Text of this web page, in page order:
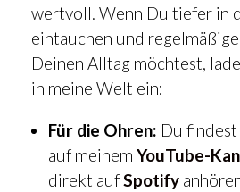
wertvoll. Wenn Du tiefer in
eintauchen und
Deinen Alltag möchtest,
in meine Welt ein:
Für die Ohren: Du findest
auf meinem YouTube-
direkt aufSpotify